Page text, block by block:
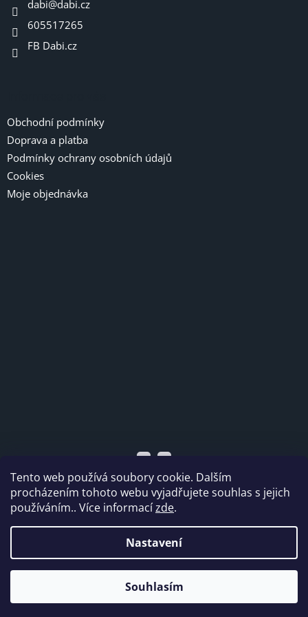
Tento web používá soubory cookie. Dalším
procházením tohoto webu vyjadřujete souhlas s jejich
používáním.. Více informacízde.
Nastavení
Souhlasím
dabi@dabi.cz
605517265
FB Dabi.cz
Obchodní podmínky
Doprava a platba
Podmínky ochrany osobních údajů
Cookies
Moje objednávka
Vytvořil Shoptet
Dabi shop s.r.o.
vyhrazena.